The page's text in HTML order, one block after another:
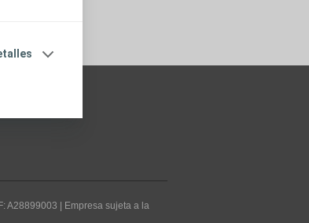
A28899003 | Empresa sujeta a la